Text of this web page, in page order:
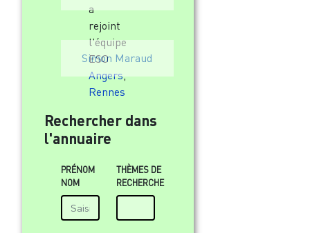
Simon Maraud
a
rejoint
l'équipe
ESO
Angers,
Rennes
Rechercher dans
l'annuaire
PRÉNOM
NOM
THÈMES DE
RECHERCHE